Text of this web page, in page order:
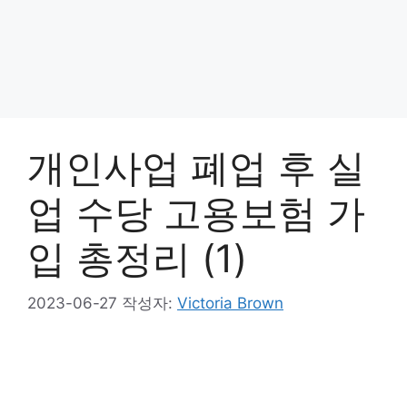
개인사업 폐업 후 실
업 수당 고용보험 가
입 총정리 (1)
2023-06-27 작성자: Victoria Brown